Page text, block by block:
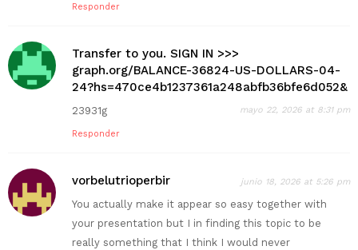
Responder
Transfer to you. SIGN IN >>>
graph.org/BALANCE-36824-US-DOLLARS-04-
24?hs=470ce4b1237361a248abfb36bfe6d052&
mayo 22, 2026 at 8:31 pm
23931g
Responder
vorbelutrioperbir junio 18, 2026 at 5:26 pm
You actually make it appear so easy together with
your presentation but I in finding this topic to be
really something that I think I would never